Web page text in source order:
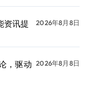
资讯提
2026年8月8日
，驱动 2026年8月8日